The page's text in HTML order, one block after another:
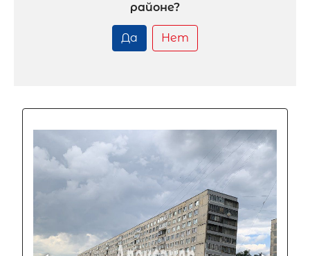
районе?
Да Нет